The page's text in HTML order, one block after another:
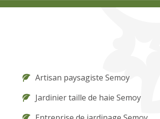
Artisan paysagiste Semoy
Jardinier taille de haie Semoy